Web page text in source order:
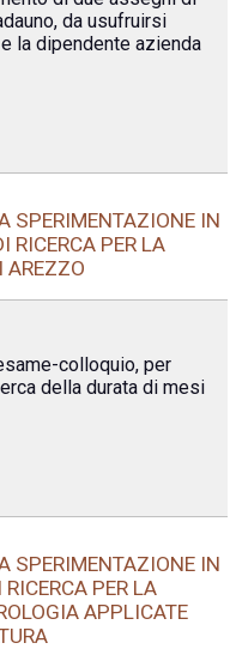
da usufruirsi
la dipendente azienda
SPERIMENTAZIONE IN
RICERCA PER LA
AREZZO
colloquio, per
della durata di mesi
SPERIMENTAZIONE IN
PER LA
APPLICATE